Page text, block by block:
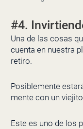
#4.
Una de las cosas
cuenta en nuestra
retiro.
Posiblemente
mente con un
Este es uno de los